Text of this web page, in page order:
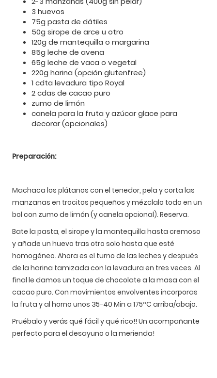
3 huevos
75g pasta de dátiles
50g sirope de arce u otro
120g de mantequilla o margarina
85g leche de avena
65g leche de vaca o vegetal
220g harina (opción glutenfree)
1 cdta levadura tipo Royal
2 cdas de cacao puro
zumo de limón
canela para la fruta y azúcar glace para
decorar (opcionales)
Preparación:
Machaca los plátanos con el tenedor, pela y corta las
manzanas en trocitos pequeños y mézclalo todo en un
bol con zumo de limón (y canela opcional). Reserva.
Bate la pasta, el sirope y la mantequilla hasta cremoso
y añade un huevo tras otro solo hasta que esté
homogéneo. Ahora es el turno de las leches y después
de la harina tamizada con la levadura en tres veces. Al
final le damos un toque de chocolate a la masa con el
cacao puro. Con movimientos envolventes incorporas
la fruta y al horno unos 35-40 Min a 175ºC arriba/abajo.
Pruébalo y verás qué fácil y qué rico!! Un acompañante
perfecto para el desayuno o la merienda!